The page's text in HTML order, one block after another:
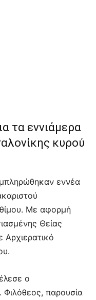
τα εννιάμερα
κυρού
εννέα
Με αφορμή
Θείας
Αρχιερατικό
ο
παρουσία